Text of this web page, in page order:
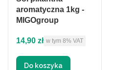
aromatyczna 1kg -
MIGOgroup
Cena brutto
14,90 zł w tym %s VAT
w tym 8% VAT
Do koszyka